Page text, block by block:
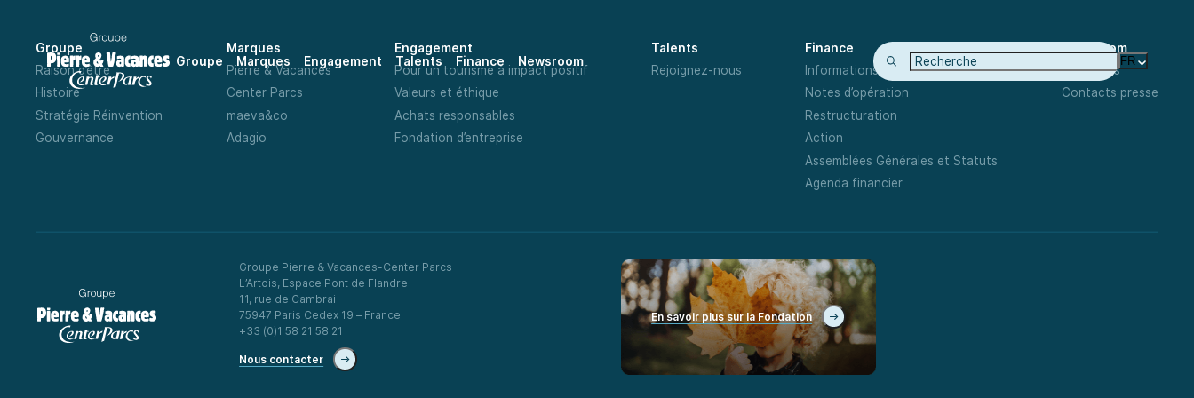
Groupe Marques Engagement Talents Finance Newsroom FR
Groupe
Raison d’être
Histoire
Stratégie Réinvention
Gouvernance
Marques
Pierre & Vacances
Center Parcs
maeva&co
Adagio
Engagement
Pour un tourisme à impact positif
Valeurs et éthique
Achats responsables
Fondation d’entreprise
Talents
Rejoignez-nous
Finance
Informations Financières
Notes d’opération
Restructuration
Action
Assemblées Générales et Statuts
Agenda financier
Newsroom
Actualités
Contacts presse
Groupe Pierre & Vacances-Center Parcs
L’Artois, Espace Pont de Flandre
11, rue de Cambrai
75947 Paris Cedex 19 – France
+33 (0)1 58 21 58 21
Nous contacter
En savoir plus sur la Fondation